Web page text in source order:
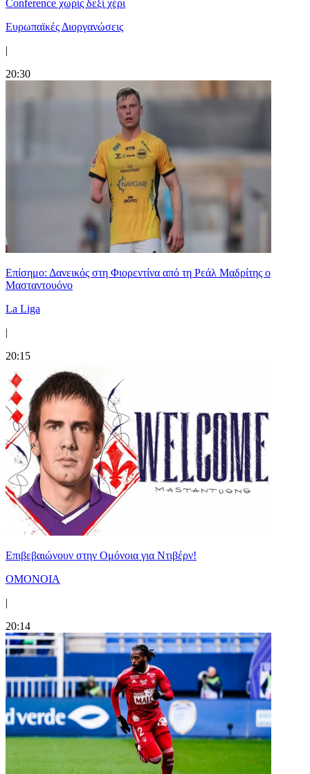
Conference χωρίς δεξί χέρι
Ευρωπαϊκές Διοργανώσεις
|
20:30
Επίσημο: Δανεικός στη Φιορεντίνα από τη Ρεάλ Μαδρίτης ο
Μασταντουόνο
La Liga
|
20:15
Επιβεβαιώνουν στην Ομόνοια για Ντιβέρν!
ΟΜΟΝΟΙΑ
|
20:14